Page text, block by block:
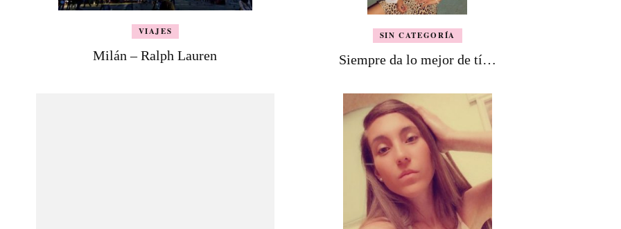
VIAJES
Milán – Ralph Lauren
SIN CATEGORÍA
Siempre da lo mejor de tí…